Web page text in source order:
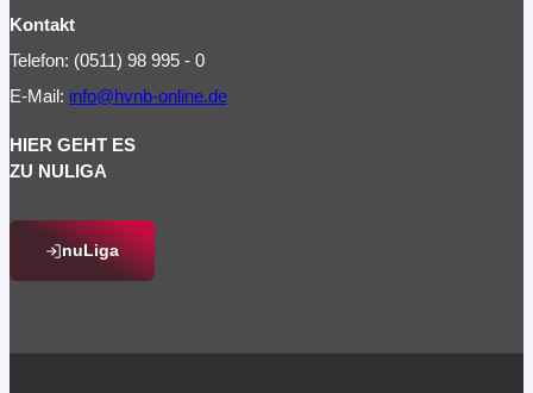
Kontakt
Telefon: (0511) 98 995 - 0
E-Mail: info@hvnb-online.de
HIER GEHT ES
ZU NULIGA
nuLiga